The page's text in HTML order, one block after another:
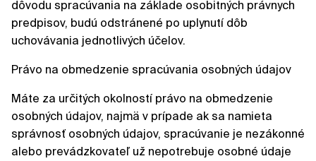
dôvodu spracúvania na základe osobitných právnych
predpisov, budú odstránené po uplynutí dôb
uchovávania jednotlivých účelov.
Právo na obmedzenie spracúvania osobných údajov
Máte za určitých okolností právo na obmedzenie
osobných údajov, najmä v prípade ak sa namieta
správnosť osobných údajov, spracúvanie je nezákonné
alebo prevádzkovateľ už nepotrebuje osobné údaje